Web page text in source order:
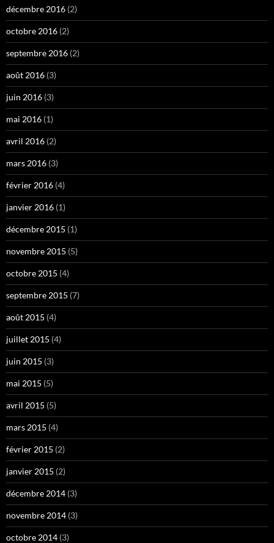
décembre 2016 (2)
octobre 2016 (2)
septembre 2016 (2)
août 2016 (3)
juin 2016 (3)
mai 2016 (1)
avril 2016 (2)
mars 2016 (3)
février 2016 (4)
janvier 2016 (1)
décembre 2015 (1)
novembre 2015 (5)
octobre 2015 (4)
septembre 2015 (7)
août 2015 (4)
juillet 2015 (4)
juin 2015 (3)
mai 2015 (5)
avril 2015 (5)
mars 2015 (4)
février 2015 (2)
janvier 2015 (2)
décembre 2014 (3)
novembre 2014 (3)
octobre 2014 (3)